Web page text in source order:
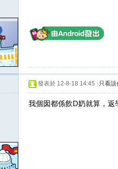
發表於 12-8-18 14:45 只看該
我個囡都係飲D奶就算，返